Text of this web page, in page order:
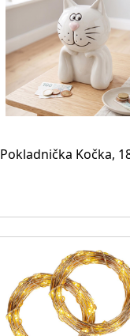
Pokladnička Kočka,